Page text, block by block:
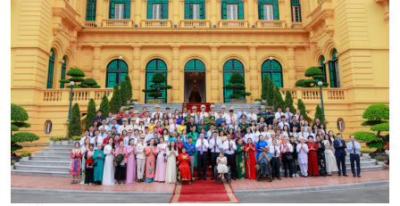
Thời sự 6h
Thời sự 12h
Thời sự 18h
Thời sự 21h30
Bản tin
Chuyên mục
Theo dòng Thời sự